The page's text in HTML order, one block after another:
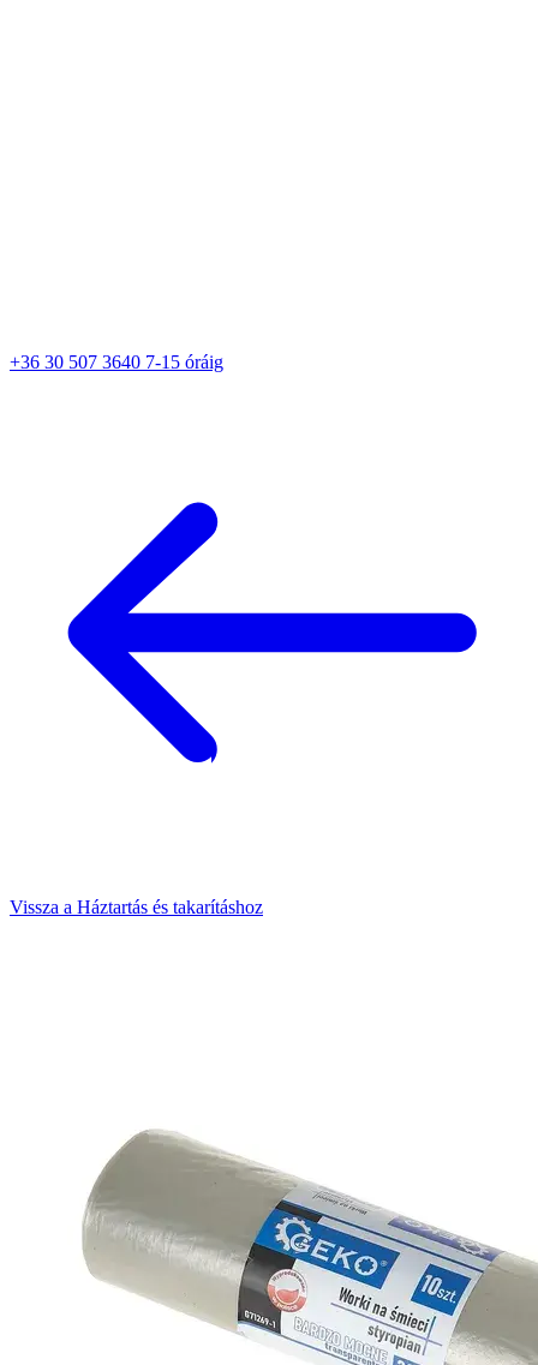
+36 30 507 3640 7-15 óráig
Vissza a Háztartás és takarításhoz